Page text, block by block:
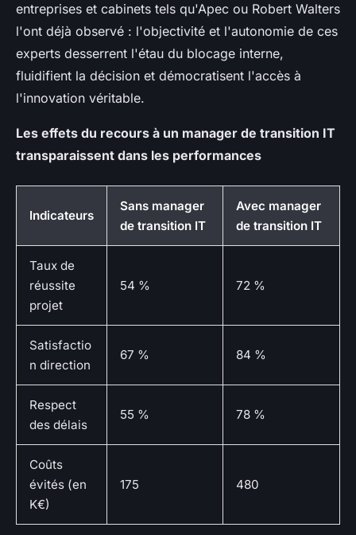
entreprises et cabinets tels qu'Apec ou Robert Walters
l'ont déjà observé : l'objectivité et l'autonomie de ces
experts desserrent l'étau du blocage interne,
fluidifient la décision et démocratisent l'accès à
l'innovation véritable.
Les effets du recours à un manager de transition IT
transparaissent dans les performances
Indicateurs
Sans manager
de transition IT
Avec manager
de transition IT
Taux de
réussite
projet
54 % 72 %
Satisfactio
n direction
67 % 84 %
Respect
des délais
55 % 78 %
Coûts
évités (en
K€)
175 480